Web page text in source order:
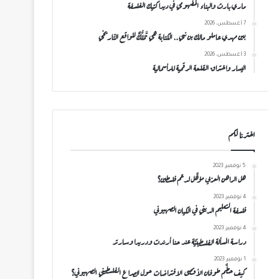
ماري بارث والبناء المفهومي في ديداكتيك الفلسفة
7 أغسطس، 2026
بين مهدي عاملو مالك بن نبي.. الكتابة هي تَمَلُّكٌ للواقع التّاريخي
3 أغسطس، 2026
اليسار واختراق القلعة الرقمية للرأسمالية
اخترنا لكم
5 نوفمبر، 2023
هل الراهن العربي مؤهَّل لدعم فلسطين؟
4 نوفمبر، 2023
فلسفة التعليم الديني في الكيان الصهيوني
4 نوفمبر، 2023
دراسة المسألة الفلسطينيَّة عند حنا أرندت ودريدا وسارتر
1 نوفمبر، 2023
كيف حطَّم طوفان الأقصى الافتراضات حول الصراع الفلسطيني الصهيوني؟